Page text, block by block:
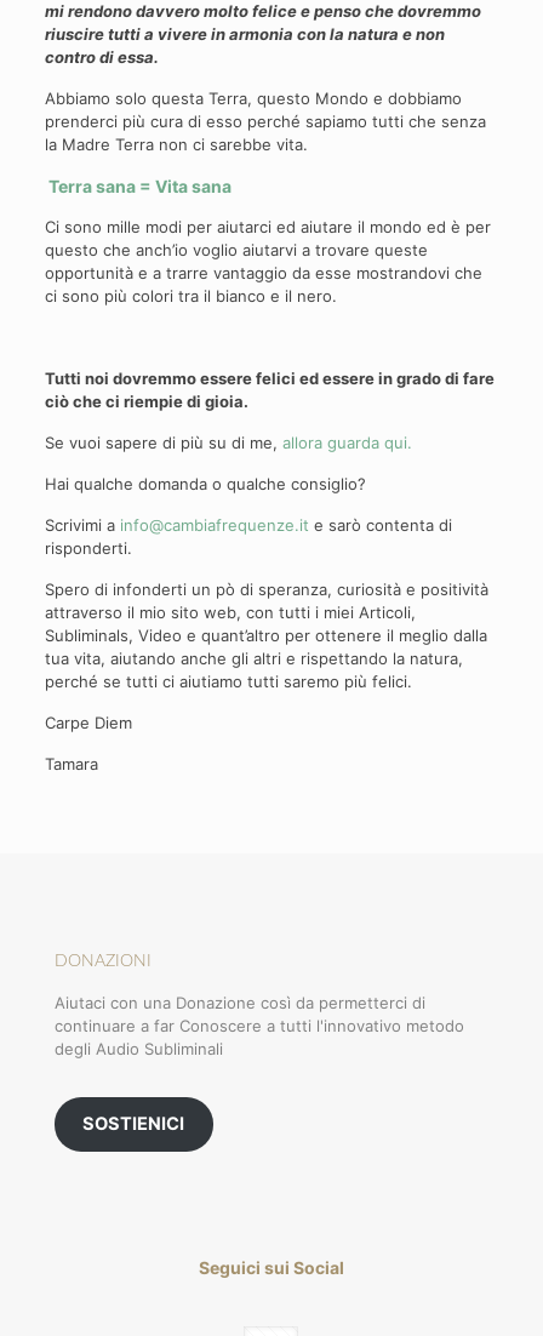
mi rendono davvero molto felice e penso che dovremmo
riuscire tutti a vivere in armonia con la natura e non
contro di essa.
Abbiamo solo questa Terra, questo Mondo e dobbiamo
prenderci più cura di esso perché sapiamo tutti che senza
la Madre Terra non ci sarebbe vita.
Terra sana = Vita sana
Ci sono mille modi per aiutarci ed aiutare il mondo ed è per
questo che anch’io voglio aiutarvi a trovare queste
opportunità e a trarre vantaggio da esse mostrandovi che
ci sono più colori tra il bianco e il nero.
Tutti noi dovremmo essere felici ed essere in grado di fare
ciò che ci riempie di gioia.
Se vuoi sapere di più su di me, allora guarda qui.
Hai qualche domanda o qualche consiglio?
Scrivimi a info@cambiafrequenze.it e sarò contenta di
risponderti.
Spero di infonderti un pò di speranza, curiosità e positività
attraverso il mio sito web, con tutti i miei Articoli,
Subliminals, Video e quant’altro per ottenere il meglio dalla
tua vita, aiutando anche gli altri e rispettando la natura,
perché se tutti ci aiutiamo tutti saremo più felici.
Carpe Diem
Tamara
DONAZIONI
Aiutaci con una Donazione così da permetterci di
continuare a far Conoscere a tutti l'innovativo metodo
degli Audio Subliminali
SOSTIENICI
Seguici sui Social